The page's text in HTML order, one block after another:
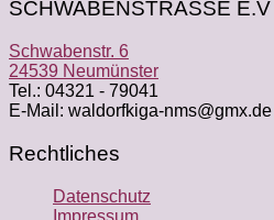
SCHWABENSTRASSE E.V
Schwabenstr. 6
24539 Neumünster
Tel.: 04321 - 79041
E-Mail: waldorfkiga-nms@gmx.de
Rechtliches
Datenschutz
Impressum